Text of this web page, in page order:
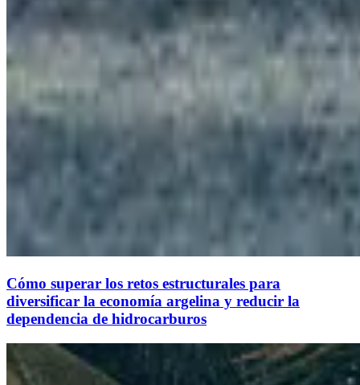
Cómo superar los retos estructurales para
diversificar la economía argelina y reducir la
dependencia de hidrocarburos